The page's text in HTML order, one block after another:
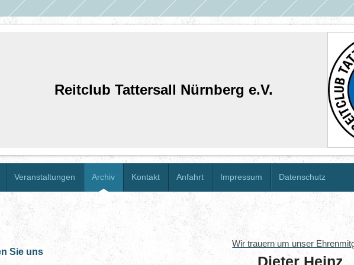
Reitclub Tattersall Nürnberg e.V.
Veranstaltungen Archiv Kontakt Anfahrt Impressum Datenschutz
Wir trauern um unser
Dieter Heinz
Sie uns